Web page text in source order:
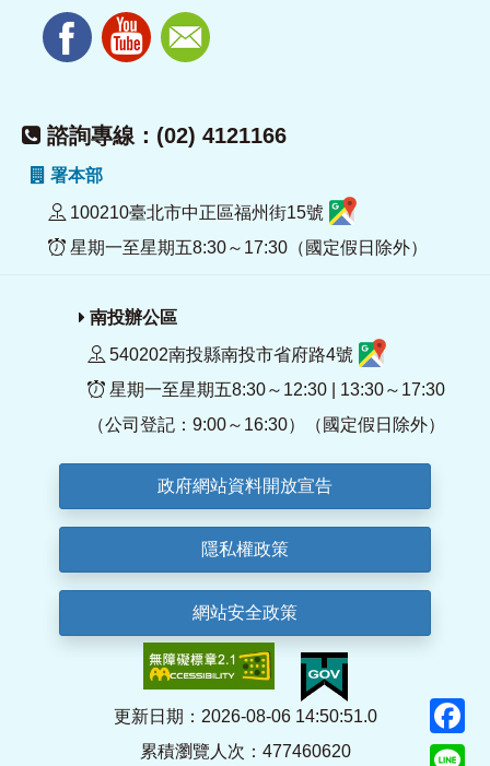
諮詢專線：(02) 4121166
署本部
100210臺北市中正區福州街15號
星期一至星期五8:30～17:30（國定假日除外）
南投辦公區
540202南投縣南投市省府路4號
星期一至星期五8:30～12:30 | 13:30～17:30
（公司登記：9:00～16:30）（國定假日除外）
政府網站資料開放宣告
隱私權政策
網站安全政策
更新日期：2026-08-06 14:50:51.0
累積瀏覽人次：477460620